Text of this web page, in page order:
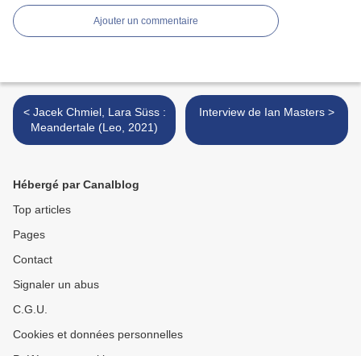
Ajouter un commentaire
< Jacek Chmiel, Lara Süss :
Meandertale (Leo, 2021)
Interview de Ian Masters >
Hébergé par Canalblog
Top articles
Pages
Contact
Signaler un abus
C.G.U.
Cookies et données personnelles